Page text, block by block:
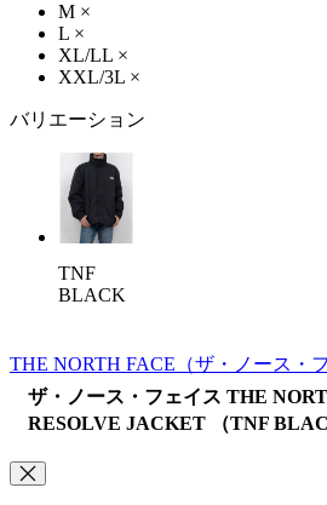
M ×
L ×
XL/LL ×
XXL/3L ×
バリエーション
TNF
BLACK
THE NORTH FACE （ザ・ノース・
ザ・ノース・フェイス THE
RESOLVE JACKET （TNF